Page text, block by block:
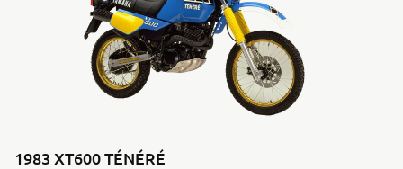
1983 XT600 TÉNÉRÉ